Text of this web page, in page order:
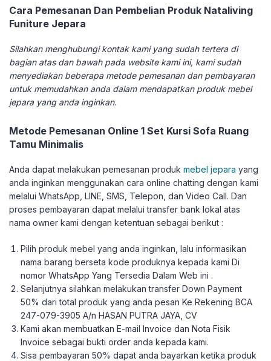
Cara Pemesanan Dan Pembelian Produk Nataliving
Funiture Jepara
Silahkan menghubungi kontak kami yang sudah tertera di
bagian atas dan bawah pada website kami ini, kami sudah
menyediakan beberapa metode pemesanan dan pembayaran
untuk memudahkan anda dalam mendapatkan produk mebel
jepara yang anda inginkan.
Metode Pemesanan Online 1 Set Kursi Sofa Ruang
Tamu Minimalis
Anda dapat melakukan pemesanan produk mebel jepara yang
anda inginkan menggunakan cara online chatting dengan kami
melalui WhatsApp, LINE, SMS, Telepon, dan Video Call. Dan
proses pembayaran dapat melalui transfer bank lokal atas
nama owner kami dengan ketentuan sebagai berikut :
Pilih produk mebel yang anda inginkan, lalu informasikan
nama barang berseta kode produknya kepada kami Di
nomor WhatsApp Yang Tersedia Dalam Web ini .
Selanjutnya silahkan melakukan transfer Down Payment
50% dari total produk yang anda pesan Ke Rekening BCA
247-079-3905 A/n HASAN PUTRA JAYA, CV
Kami akan membuatkan E-mail Invoice dan Nota Fisik
Invoice sebagai bukti order anda kepada kami.
Sisa pembayaran 50% dapat anda bayarkan ketika produk